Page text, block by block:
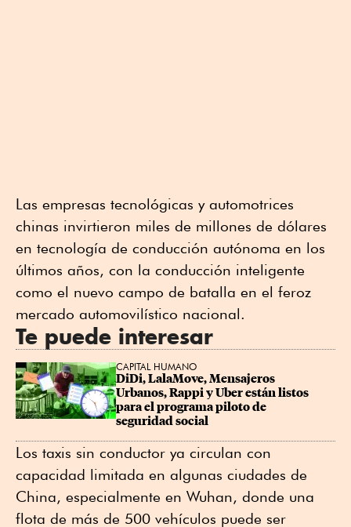
Las empresas tecnológicas y automotrices
chinas invirtieron miles de millones de dólares
en tecnología de conducción autónoma en los
últimos años, con la conducción inteligente
como el nuevo campo de batalla en el feroz
mercado automovilístico nacional.
Te puede interesar
CAPITAL HUMANO
DiDi, LalaMove, Mensajeros
Urbanos, Rappi y Uber están listos
para el programa piloto de
seguridad social
Los taxis sin conductor ya circulan con
capacidad limitada en algunas ciudades de
China, especialmente en Wuhan, donde una
flota de más de 500 vehículos puede ser